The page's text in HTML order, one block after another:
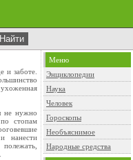
и заботе.
не нужно
стопам
нанести
Меню
Энциклопедии
Наука
Человек
Гороскопы
Необъяснимое
Народные средства